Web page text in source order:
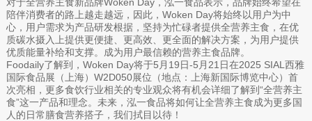
陪伴消费者的路上越走越远，因此，Woken Day将始终以用户为中
心，用户需求为产品研发根据，坚持为忙碌者提供全营养主食，在优
质碳水摄入上提供更便捷、更高效、更全面的解决方案，为用户提供
优质能量补给和支撑。成为用户最信赖的营养主食品牌。
Foodaily了解到，Woken Day将于5月19日-5月21日在2025 SIAL西雅
国际食品展（上海）W2D050展位（地点：上海新国际博览中心）首
次亮相，更多食饮行业相关的专业观众将有机会详细了解到“全营养主
食”这一产品和理念。未来，泓一食品将如何让全营养主食成为更多国
人的日常膳食营养搭子，我们拭目以待！